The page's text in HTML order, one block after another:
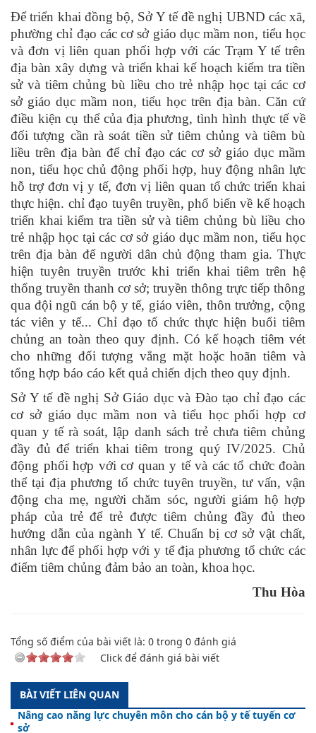
Để triển khai đồng bộ, Sở Y tế đề nghị UBND các xã,
phường chỉ đạo các cơ sở giáo dục mầm non, tiểu học
và đơn vị liên quan phối hợp với các Trạm Y tế trên
địa bàn xây dựng và triển khai kế hoạch kiểm tra tiền
sử và tiêm chủng bù liều cho trẻ nhập học tại các cơ
sở giáo dục mầm non, tiểu học trên địa bàn. Căn cứ
điều kiện cụ thể của địa phương, tình hình thực tế về
đối tượng cần rà soát tiền sử tiêm chủng và tiêm bù
liều trên địa bàn để chỉ đạo các cơ sở giáo dục mầm
non, tiểu học chủ động phối hợp, huy động nhân lực
hỗ trợ đơn vị y tế, đơn vị liên quan tổ chức triển khai
thực hiện. chỉ đạo tuyên truyền, phổ biến về kế hoạch
triển khai kiểm tra tiền sử và tiêm chủng bù liều cho
trẻ nhập học tại các cơ sở giáo dục mầm non, tiểu học
trên địa bàn để người dân chủ động tham gia. Thực
hiện tuyên truyền trước khi triển khai tiêm trên hệ
thống truyền thanh cơ sở; truyền thông trực tiếp thông
qua đội ngũ cán bộ y tế, giáo viên, thôn trưởng, cộng
tác viên y tế... Chỉ đạo tổ chức thực hiện buổi tiêm
chủng an toàn theo quy định. Có kế hoạch tiêm vét
cho những đối tượng vắng mặt hoặc hoãn tiêm và
tổng hợp báo cáo kết quả chiến dịch theo quy định.
Sở Y tế đề nghị Sở Giáo dục và Đào tạo chỉ đạo các
cơ sở giáo dục mầm non và tiểu học phối hợp cơ
quan y tế rà soát, lập danh sách trẻ chưa tiêm chủng
đầy đủ để triển khai tiêm trong quý IV/2025. Chủ
động phối hợp với cơ quan y tế và các tổ chức đoàn
thể tại địa phương tổ chức tuyên truyền, tư vấn, vận
động cha mẹ, người chăm sóc, người giám hộ hợp
pháp của trẻ để trẻ được tiêm chủng đầy đủ theo
hướng dẫn của ngành Y tế. Chuẩn bị cơ sở vật chất,
nhân lực để phối hợp với y tế địa phương tổ chức các
điểm tiêm chủng đảm bảo an toàn, khoa học.
Thu Hòa
Tổng số điểm của bài viết là: 0 trong 0 đánh giá
Click để đánh giá bài viết
BÀI VIẾT LIÊN QUAN
Nâng cao năng lực chuyên môn cho cán bộ y tế tuyến cơ
sở